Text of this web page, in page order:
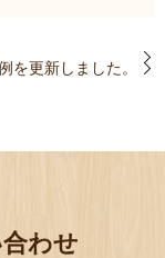
を更新しました。
わせ